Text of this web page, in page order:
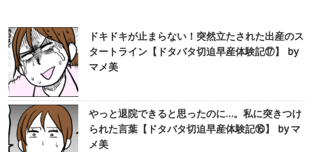
ドキドキが止まらない！突然立たされた出産のス
タートライン【ドタバタ切迫早産体験記⑰】 by
マメ美
やっと退院できると思ったのに…。私に突きつけ
られた言葉【ドタバタ切迫早産体験記⑯】 by マ
メ美